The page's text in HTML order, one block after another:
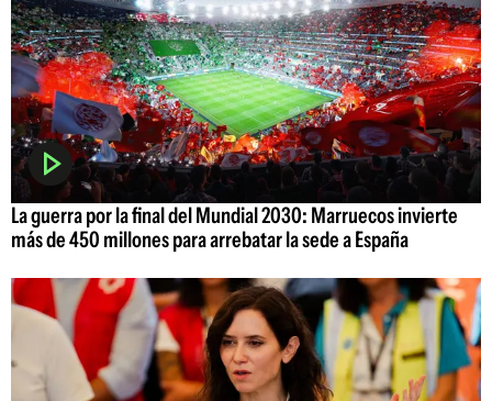
La guerra por la final del Mundial 2030: Marruecos invierte
más de 450 millones para arrebatar la sede a España